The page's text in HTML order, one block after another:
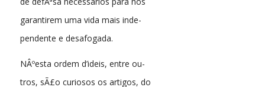
garantirem uma vida mais inde-
pendente e desafogada.
NÂºesta ordem d’ideis, entre ou-
tros, sÃ£o curiosos os artigos, do